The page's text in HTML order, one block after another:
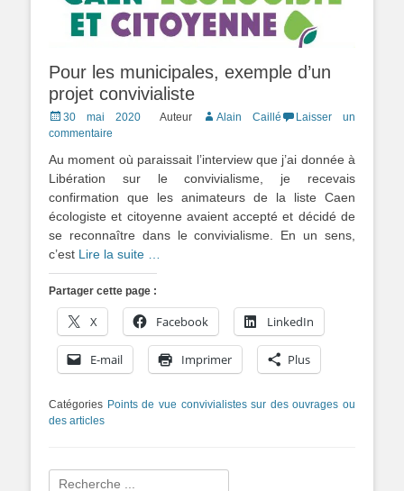
Pour les municipales, exemple d’un
projet convivialiste
Posted
on
30 mai 2020 Auteur Alain Caillé
Laisser un
commentaire
Au moment où paraissait l’interview que j’ai donnée à
Libération sur le convivialisme, je recevais
confirmation que les animateurs de la liste Caen
écologiste et citoyenne avaient accepté et décidé de
se reconnaître dans le convivialisme. En un sens,
c’est Lire la suite …
Partager cette page :
X Facebook LinkedIn
E-mail Imprimer Plus
Catégories Points de vue convivialistes sur des ouvrages ou
des articles
Rechercher :